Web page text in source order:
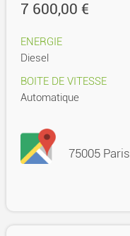
7 600,00 €
ENERGIE
Diesel
BOITE DE VITESSE
Automatique
75005 Paris